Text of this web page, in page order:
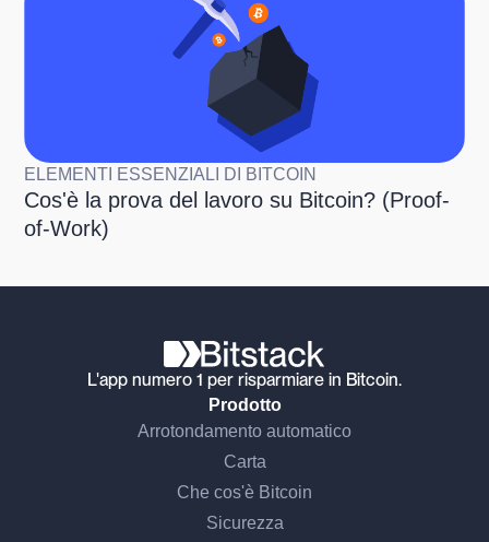
ELEMENTI ESSENZIALI DI BITCOIN
Cos'è la prova del lavoro su Bitcoin? (Proof-
of-Work)
L'app numero 1 per risparmiare in Bitcoin.
Prodotto
Arrotondamento automatico
Carta
Che cos'è Bitcoin
Sicurezza